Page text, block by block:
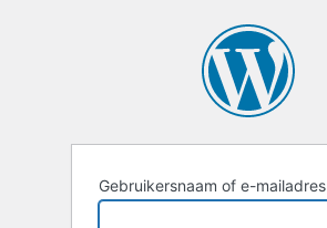
Gebruikersnaam of e-mailadres